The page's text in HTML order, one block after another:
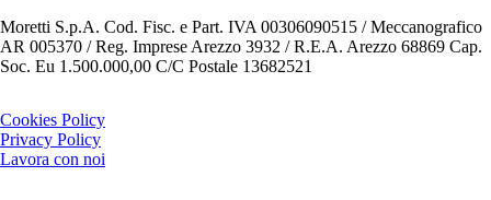
Moretti S.p.A. Cod. Fisc. e Part. IVA 00306090515 / Meccanografico
AR 005370 / Reg. Imprese Arezzo 3932 / R.E.A. Arezzo 68869 Cap.
Soc. Eu 1.500.000,00 C/C Postale 13682521
Cookies Policy
Privacy Policy
Lavora con noi